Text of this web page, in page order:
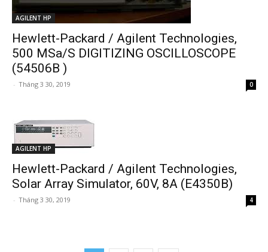
AGILENT HP
Hewlett-Packard / Agilent Technologies,
500 MSa/S DIGITIZING OSCILLOSCOPE
(54506B )
- Tháng 3 30, 2019 0
AGILENT HP
Hewlett-Packard / Agilent Technologies,
Solar Array Simulator, 60V, 8A (E4350B)
- Tháng 3 30, 2019 4